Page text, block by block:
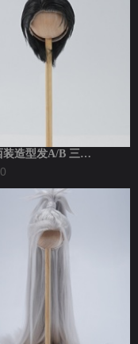
龙魂 西装造型发A/B 三分叔体BJD配...